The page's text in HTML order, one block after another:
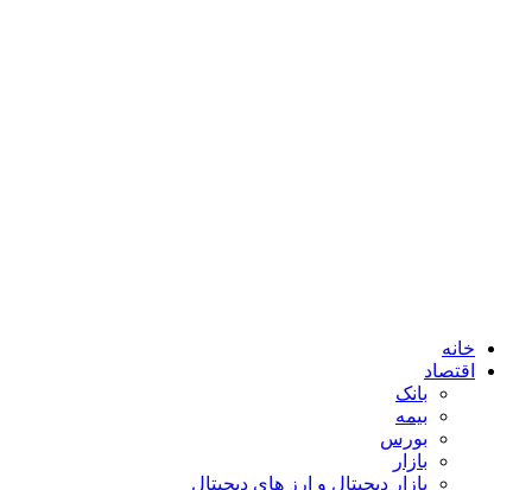
خانه
اقتصاد
بانک
بیمه
بورس
بازار
بازار دیجیتال و ارز های دیجیتال